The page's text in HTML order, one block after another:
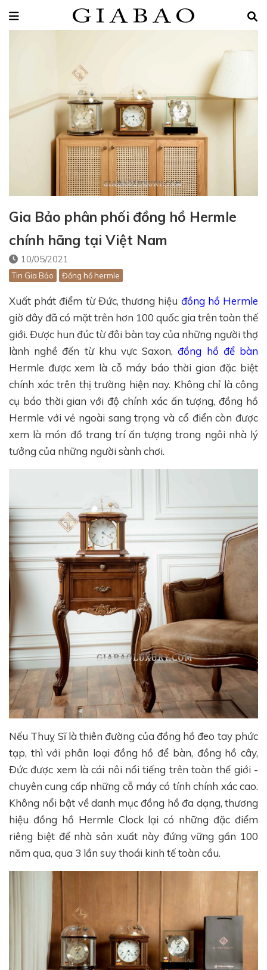
Gia Bảo phân phối đồng hồ Hermle
chính hãng tại Việt Nam
10/05/2021
Tin Gia Bảo Đồng hồ hermle
Xuất phát điểm từ Đức, thương hiệu đồng hồ Hermle
giờ đây đã có mặt trên hơn 100 quốc gia trên toàn thế
giới. Được hun đúc từ đôi bàn tay của những người thợ
lành nghề đến từ khu vực Saxon,đồng hồ để bàn
Hermle được xem là cỗ máy báo thời gian đặc biệt
chính xác trên thị trường hiện nay. Không chỉ là công
cụ báo thời gian với độ chính xác ấn tượng, đồng hồ
Hermle với vẻ ngoài sang trọng và cổ điển còn được
xem là món đồ trang trí ấn tượng trong ngôi nhà lý
tưởng của những người sành chơi.
Nếu Thuỵ Sĩ là thiên đường của đồng hồ đeo tay phức
tạp, thì với phân loại đồng hồ để bàn, đồng hồ cây,
Đức được xem là cái nôi nổi tiếng trên toàn thế giới -
chuyên cung cấp những cỗ máy có tính chính xác cao.
Không nổi bật về danh mục đồng hồ đa dạng, thương
hiệu đồng hồ Hermle Clock lại có những đặc điểm
riêng biệt để nhà sản xuất này đứng vững gần 100
năm qua, qua 3 lần suy thoái kinh tế toàn cầu.